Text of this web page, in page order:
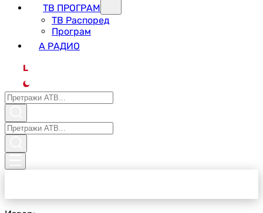
ТВ ПРОГРАМ
ТВ Распоред
Програм
А РАДИО
L